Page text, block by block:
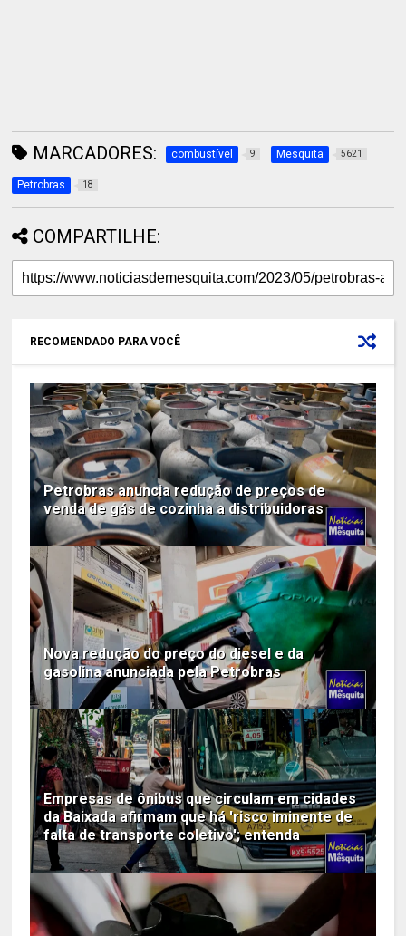
MARCADORES: combustível 9 Mesquita 5621
Petrobras 18
COMPARTILHE:
RECOMENDADO PARA VOCÊ
Petrobras anuncia redução de preços de
venda de gás de cozinha a distribuidoras
Nova redução do preço do diesel e da
gasolina anunciada pela Petrobras
Empresas de ônibus que circulam em cidades
da Baixada afirmam que há 'risco iminente de
falta de transporte coletivo'; entenda